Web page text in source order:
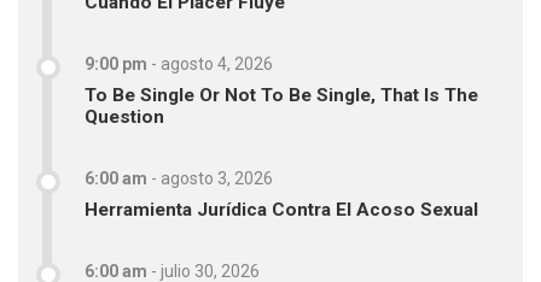
9:00 pm - agosto 4, 2026
To Be Single Or Not To Be Single, That Is The
Question
6:00 am - agosto 3, 2026
Herramienta Jurídica Contra El Acoso Sexual
6:00 am - julio 30, 2026